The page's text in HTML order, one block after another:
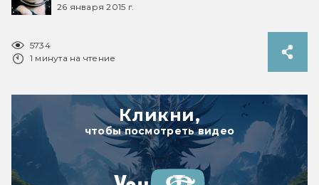
26 января 2015 г.
5734
1 минута на чтение
Кликни,
чтобы посмотреть видео